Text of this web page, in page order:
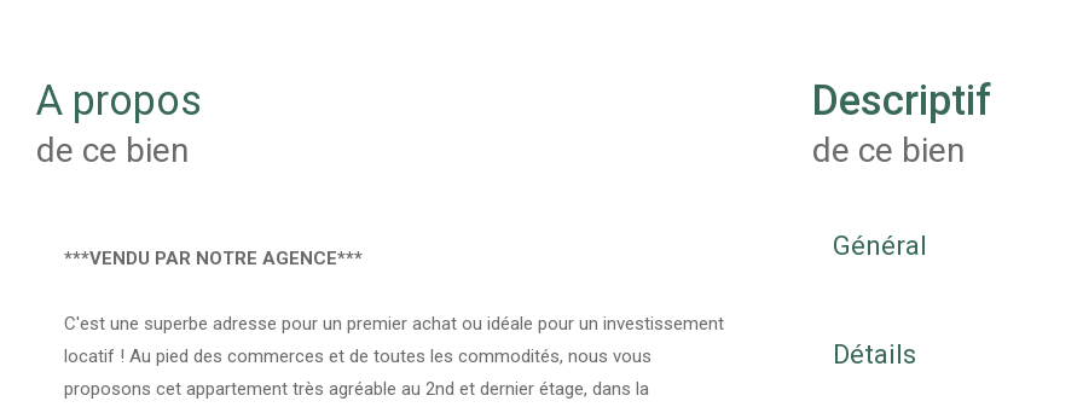
a propos
de ce bien
***VENDU PAR NOTRE AGENCE***
C'est une superbe adresse pour un premier achat ou idéale pour un investissement
locatif ! Au pied des commerces et de toutes les commodités, nous vous
proposons cet appartement très agréable au 2nd et dernier étage, dans la
descriptif
de ce bien
Général
Détails